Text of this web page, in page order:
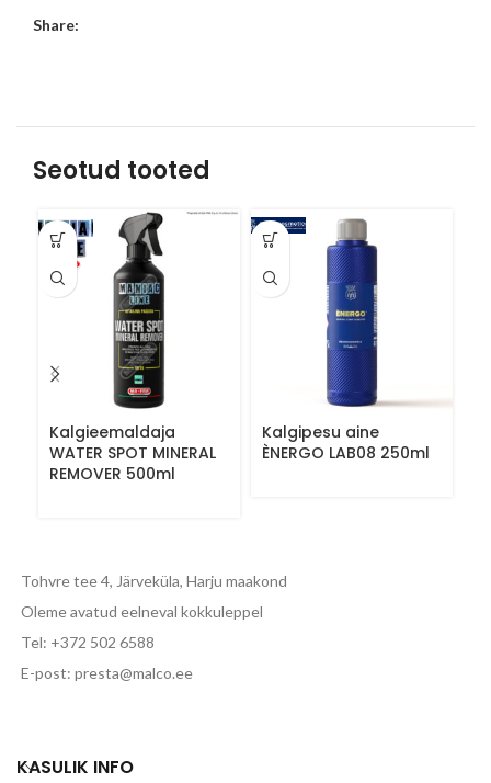
Share:
Seotud tooted
Kalgieemaldaja
WATER SPOT MINERAL
REMOVER 500ml
Kalgipesu aine
ÈNERGO LAB08 250ml
Tohvre tee 4, Järveküla, Harju maakond
Oleme avatud eelneval kokkuleppel
Tel: +372 502 6588
E-post: presta@malco.ee
KASULIK INFO